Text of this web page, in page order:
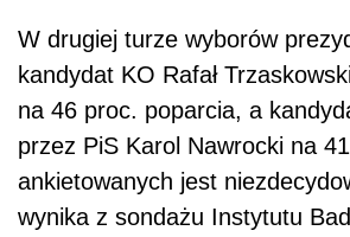
W drugiej turze wyborów
kandydat KO Rafał
na 46 proc. poparcia, a
przez PiS Karol Nawrocki na
ankietowanych jest
wynika z sondażu Instytutu